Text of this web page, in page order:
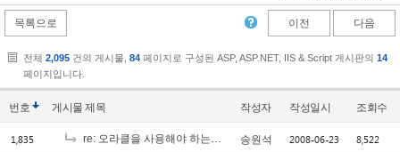
목록으로 이전 다음
전체 2,095 건의 게시물, 84 페이지로 구성된 ASP, ASP.NET, IIS & Script 게시판의 14
페이지입니다.
번호 게시물제목 작성자 작성일시 조회수
1,835 re: 오라클을 사용해야 하는데요..!! 시퀄서버에 익숙해져 있어서;; 송원석 2008-06-23 8,522